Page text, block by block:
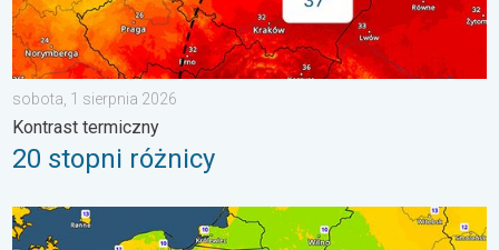
sobota, 1 sierpnia 2026
Kontrast termiczny
20 stopni różnicy
Wracają rześkie noce. Chłodniejsze powietrze. . . czwartek, 6